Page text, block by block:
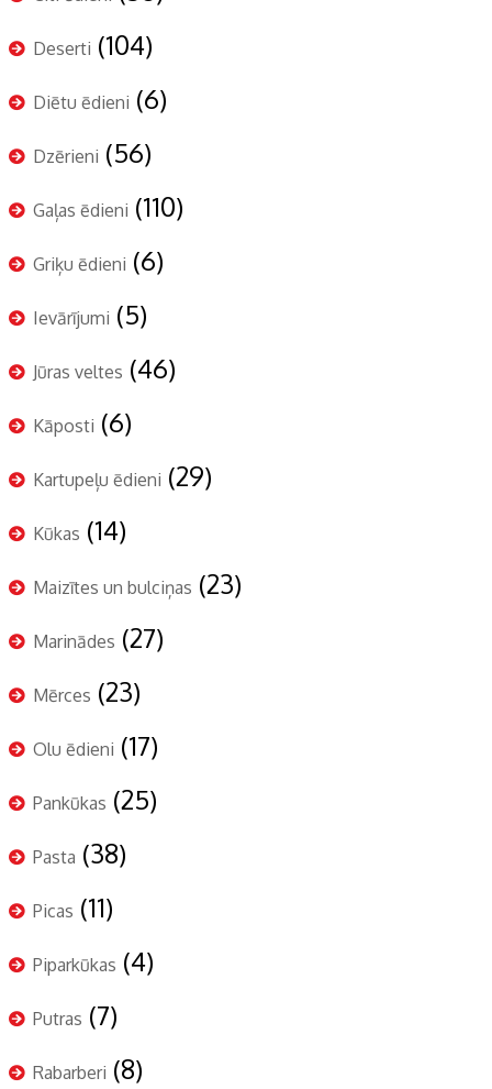
Deserti (104)
Diētu ēdieni (6)
Dzērieni (56)
Gaļas ēdieni (110)
Griķu ēdieni (6)
Ievārījumi (5)
Jūras veltes (46)
Kāposti (6)
Kartupeļu ēdieni (29)
Kūkas (14)
Maizītes un bulciņas (23)
Marinādes (27)
Mērces (23)
Olu ēdieni (17)
Pankūkas (25)
Pasta (38)
Picas (11)
Piparkūkas (4)
Putras (7)
Rabarberi (8)